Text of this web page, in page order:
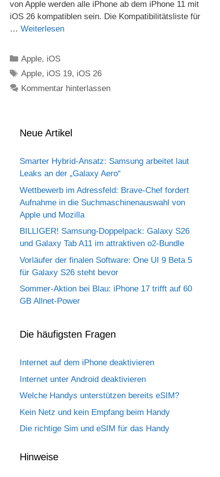
von Apple werden alle iPhone ab dem iPhone 11 mit
iOS 26 kompatiblen sein. Die Kompatibilitätsliste für
… Weiterlesen
Kategorien
Apple, iOS
Schlagwörter
Apple, iOS 19, iOS 26
Kommentar hinterlassen
Neue Artikel
Smarter Hybrid-Ansatz: Samsung arbeitet laut
Leaks an der „Galaxy Aero“
Wettbewerb im Adressfeld: Brave-Chef fordert
Aufnahme in die Suchmaschinenauswahl von
Apple und Mozilla
BILLIGER! Samsung-Doppelpack: Galaxy S26
und Galaxy Tab A11 im attraktiven o2-Bundle
Vorläufer der finalen Software: One UI 9 Beta 5
für Galaxy S26 steht bevor
Sommer-Aktion bei Blau: iPhone 17 trifft auf 60
GB Allnet-Power
Die häufigsten Fragen
Internet auf dem iPhone deaktivieren
Internet unter Android deaktivieren
Welche Handys unterstützen bereits eSIM?
Kein Netz und kein Empfang beim Handy
Die richtige Sim und eSIM für das Handy
Hinweise